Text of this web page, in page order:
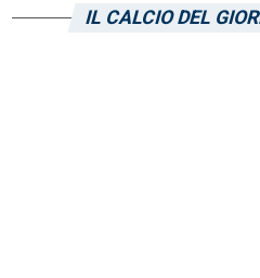
IL CALCIO DEL